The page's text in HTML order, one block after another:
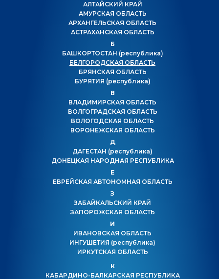
АЛТАЙСКИЙ КРАЙ
АМУРСКАЯ ОБЛАСТЬ
АРХАНГЕЛЬСКАЯ ОБЛАСТЬ
АСТРАХАНСКАЯ ОБЛАСТЬ
Б
БАШКОРТОСТАН (республика)
БЕЛГОРОДСКАЯ ОБЛАСТЬ
БРЯНСКАЯ ОБЛАСТЬ
БУРЯТИЯ (республика)
В
ВЛАДИМИРСКАЯ ОБЛАСТЬ
ВОЛГОГРАДСКАЯ ОБЛАСТЬ
ВОЛОГОДСКАЯ ОБЛАСТЬ
ВОРОНЕЖСКАЯ ОБЛАСТЬ
Д
ДАГЕСТАН (республика)
ДОНЕЦКАЯ НАРОДНАЯ РЕСПУБЛИКА
Е
ЕВРЕЙСКАЯ АВТОНОМНАЯ ОБЛАСТЬ
З
ЗАБАЙКАЛЬСКИЙ КРАЙ
ЗАПОРОЖСКАЯ ОБЛАСТЬ
И
ИВАНОВСКАЯ ОБЛАСТЬ
ИНГУШЕТИЯ (республика)
ИРКУТСКАЯ ОБЛАСТЬ
К
КАБАРДИНО-БАЛКАРСКАЯ РЕСПУБЛИКА